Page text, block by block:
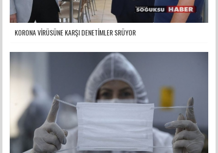
KORONA VİRÜSÜNE KARŞI DENETİMLER SRÜYOR